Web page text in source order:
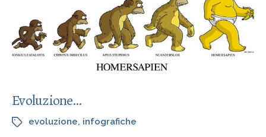
Evoluzione…
evoluzione, infografiche